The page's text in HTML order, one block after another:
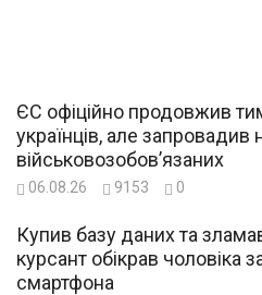
ЄС офіційно продовжив
українців, але запровадив
військовозобов’язаних
06.08.26 9153 0
Купив базу даних та
курсант обікрав чоловіка
смартфона